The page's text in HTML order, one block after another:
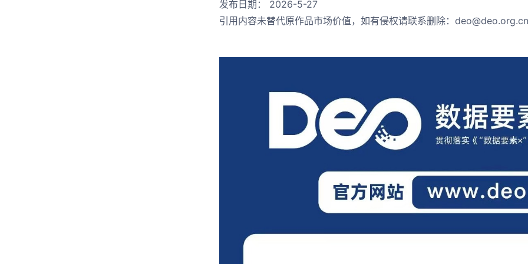
发布日期： 2026-5-27
引用内容未替代原作品市场价值，如有侵权请联系删除：deo@deo.org.cn